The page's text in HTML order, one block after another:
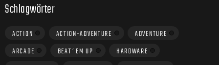
Schlagwörter
ACTION ACTION-ADVENTURE
ADVENTURE
ARCADE
BEAT´EM UP
HARDWARE